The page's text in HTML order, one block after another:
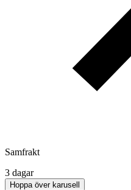
Samfrakt
3 dagar
Hoppa över karusell